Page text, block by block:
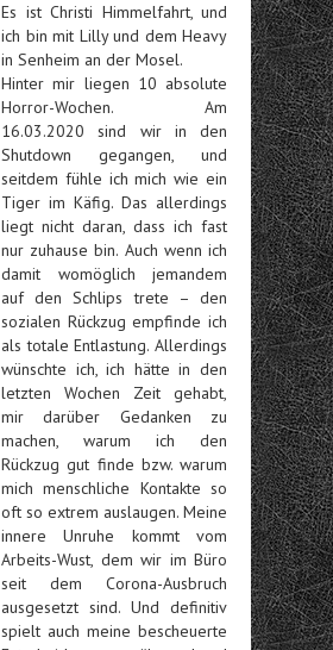
Es ist Christi Himmelfahrt, und
ich bin mit Lilly und dem Heavy
in Senheim an der Mosel.
Hinter mir liegen 10 absolute
Horror-Wochen. Am
16.03.2020 sind wir in den
Shutdown gegangen, und
seitdem fühle ich mich wie ein
Tiger im Käfig. Das allerdings
liegt nicht daran, dass ich fast
nur zuhause bin. Auch wenn ich
damit womöglich jemandem
auf den Schlips trete – den
sozialen Rückzug empfinde ich
als totale Entlastung. Allerdings
wünschte ich, ich hätte in den
letzten Wochen Zeit gehabt,
mir darüber Gedanken zu
machen, warum ich den
Rückzug gut finde bzw. warum
mich menschliche Kontakte so
oft so extrem auslaugen. Meine
innere Unruhe kommt vom
Arbeits-Wust, dem wir im Büro
seit dem Corona-Ausbruch
ausgesetzt sind. Und definitiv
spielt auch meine bescheuerte